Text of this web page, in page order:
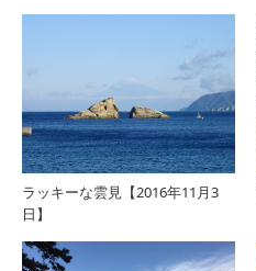
ラッキーな雲見【2016年11月3
日】